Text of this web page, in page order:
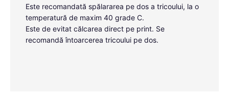
Este recomandată spălararea pe dos a tricoului, la o
temperatură de maxim 40 grade C.
Este de evitat călcarea direct pe print. Se
recomandă întoarcerea tricoului pe dos.